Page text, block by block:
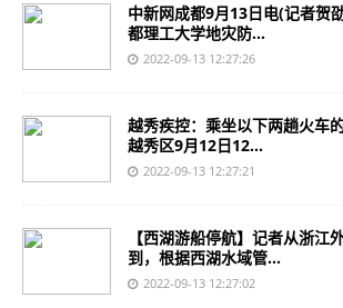
中新网成都9月13日电(记者贺
都理工大学地灾防...
2022-09-13 12:27:26
越秀疾控：乘坐以下两趟火车
越秀区9月12日12...
2022-09-13 12:27:21
【西湖游船停航】记者从浙江
到，根据西湖水域管...
2022-09-13 12:27:02